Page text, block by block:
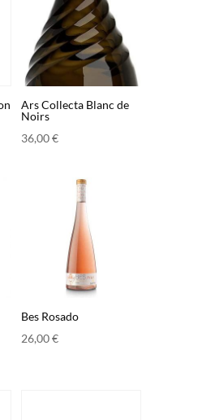
Ars Collecta Blanc de
Noirs
36,00€
Bes Rosado
26,00€